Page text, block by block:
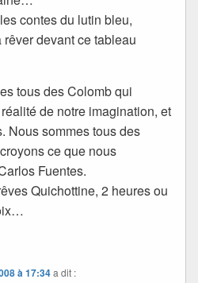
contes du lutin bleu,
devant ce tableau
tous des Colomb qui
de notre imagination, et
Nous sommes tous des
ce que nous
Fuentes.
Quichottine, 2 heures ou
à 17:34a dit :